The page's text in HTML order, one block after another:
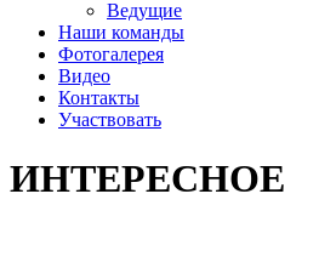
Ведущие
Наши команды
Фотогалерея
Видео
Контакты
Участвовать
ИНТЕРЕСНОЕ